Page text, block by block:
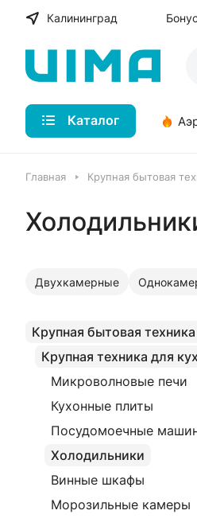
Калининград
Каталог
Главная Крупная бытовая
Двухкамерные
Крупная бытовая техника
Крупная техника для
Микроволновые печи
Кухонные плиты
Посудомоечные
Холодильники
Винные шкафы
Морозильные камеры